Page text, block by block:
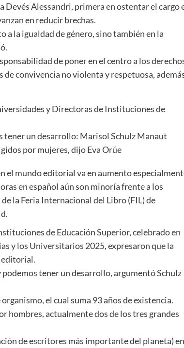
Devés Alessandri, primera en ostentar el cargo
en reducir brechas.
a la igualdad de género, sino también en la
de poner en el centro a los
de convivencia no violenta y respetuosa,
y Directoras de Instituciones de
tener un desarrollo: Marisol Schulz Manaut
por mujeres, dijo Eva Orúe
el mundo editorial va en aumento
en español aún son minoría frente a los
la Feria Internacional del Libro (FIL) de
de Educación Superior, celebrado en
y los Universitarios 2025, expresaron que la
editorial.
tener un desarrollo, argumentó Schulz
el cual suma 93 años de existencia.
hombres, actualmente dos de los tres grandes
de escritores más importante del planeta) en